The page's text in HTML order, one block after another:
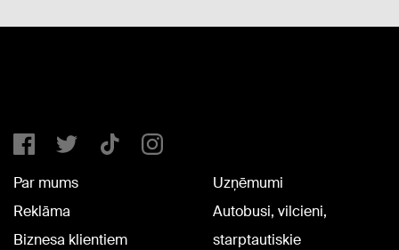
Par mums
Reklāma
Biznesa klientiem
Uzņēmumi
Autobusi, vilcieni,
starptautiskie